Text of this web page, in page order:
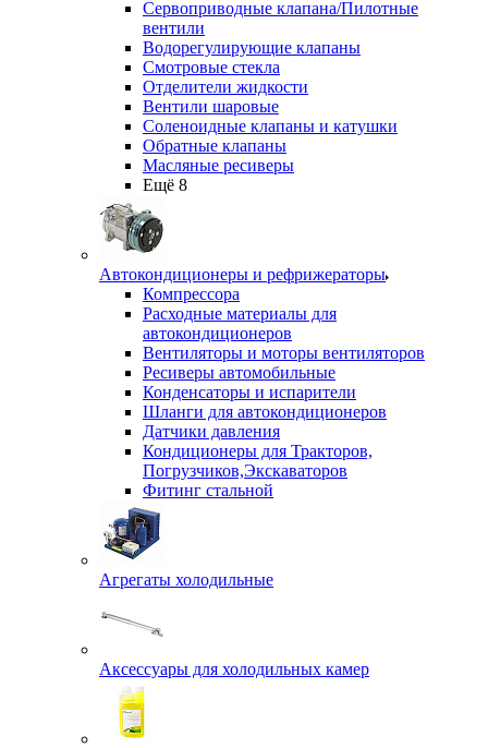
Сервоприводные клапана/Пилотные
вентили
Водорегулирующие клапаны
Смотровые стекла
Отделители жидкости
Вентили шаровые
Соленоидные клапаны и катушки
Обратные клапаны
Масляные ресиверы
Ещё 8
Автокондиционеры и рефрижераторы
Компрессора
Расходные материалы для
автокондиционеров
Вентиляторы и моторы вентиляторов
Ресиверы автомобильные
Конденсаторы и испарители
Шланги для автокондиционеров
Датчики давления
Кондиционеры для Тракторов,
Погрузчиков,Экскаваторов
Фитинг стальной
Агрегаты холодильные
Аксессуары для холодильных камер